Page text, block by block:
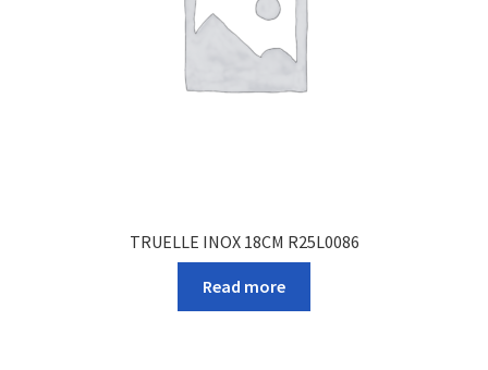
TRUELLE INOX 18CM R25L0086
Read more